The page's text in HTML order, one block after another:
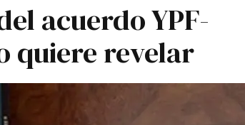
acuerdo YPF-
quiere revelar